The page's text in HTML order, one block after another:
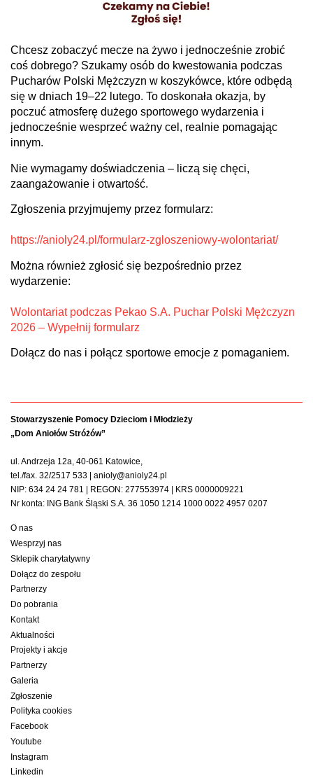
Chcesz zobaczyć mecze na żywo i jednocześnie zrobić
coś dobrego? Szukamy osób do kwestowania podczas
Pucharów Polski Mężczyzn w koszykówce, które odbędą
się w dniach 19–22 lutego. To doskonała okazja, by
poczuć atmosferę dużego sportowego wydarzenia i
jednocześnie wesprzeć ważny cel, realnie pomagając
innym.
Nie wymagamy doświadczenia – liczą się chęci,
zaangażowanie i otwartość.
Zgłoszenia przyjmujemy przez formularz:
https://anioly24.pl/formularz-zgloszeniowy-wolontariat/
Można również zgłosić się bezpośrednio przez
wydarzenie:
Wolontariat podczas Pekao S.A. Puchar Polski Mężczyzn
2026 – Wypełnij formularz
Dołącz do nas i połącz sportowe emocje z pomaganiem.
Stowarzyszenie Pomocy Dzieciom i Młodzieży
„Dom Aniołów Stróżów”
ul. Andrzeja 12a, 40-061 Katowice,
tel./fax. 32/2517 533 | anioly@anioly24.pl
NIP: 634 24 24 781 | REGON: 277553974 | KRS 0000009221
Nr konta: ING Bank Śląski S.A. 36 1050 1214 1000 0022 4957 0207
O nas
Wesprzyj nas
Sklepik charytatywny
Dołącz do zespołu
Partnerzy
Do pobrania
Kontakt
Aktualności
Projekty i akcje
Partnerzy
Galeria
Zgłoszenie
Polityka cookies
Facebook
Youtube
Instagram
Linkedin